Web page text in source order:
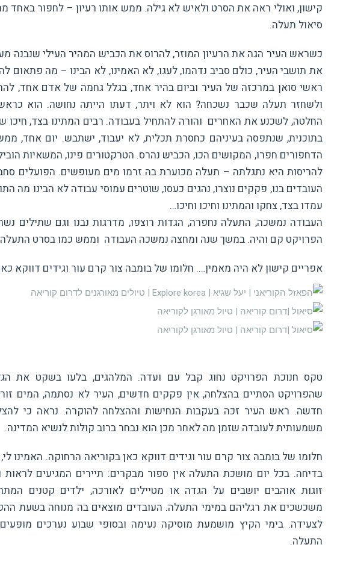
קישון, ואולי ראה את הסרט ולאיש לא גילה. ממש אותו רעיון – לחפור באחד
סיאול תעלה.
כשראש העיר הגה את הרעיון המוזר, להרוס את הכביש המהיר העילי
את תושבי העיר, כולם סביב נדהמו, לעגו, לא האמינו, לא הבינו – מה פתאום
ראשי סואן במרכזה של העיר וביום בהיר אחד, בגלל גחמה של אדם אחד,
ולשחזר תעלה שכבר נשכחה? הוא לא ויתר, דעתו הייתה נחושה. הוא
החלטה, לשכנע את האחרים והורה להתחיל בעבודה. רבים המתינו בצד, חיכו
בתוכנית, שנתפסה בעיניהם כחסרת תכלית, לא יעבוד, ישתבש. יום אחד,
הדחפורים חפרו, המקושים הכו, הכביש נהרס. הטרקטורים פינו, המשאיות
להריסות היא נתגלתה – תעלה מכוערת בה זרמו מים מעופשים. הפועלים
העובדים בנו, פקקים נוצרו, נהגים כעסו, שוטרים עמוסי עבודה לא הבינו מה
עמדו בצד, צחקו והמתינו וחיכו וחיכו…
העבודה נמשכה, התעלה נחפרה, הגדות רוצפו, מדרגות נבנו וגם שתילים
הפרויקט קם והיה. במשך שנה ומחצה נמשכה העבודה וממש כמו בסרט
אפריים קישון לא היה מאמין…. חלומו של בומבה צור קרם עור וגידים דווקא
טקס חנוכת הפרויקט נחוג קבל עם ועדה. המלהגים, בלעו בשקט את
שהפרויקט הסתיים בהצלחה, אין פקקים חדשים, העיר לא נסתמה, המים
חדשה. ראש העיר זכה בעקבות הנחישות וההצלחה להוקרה. נראה כי
משמעותית לעובדה שזמן מה לאחר מכן הוא נבחר ברוב קולות לנשיא המדינה.
חלומו של בומבה צור קרם עור וגידים דווקא כאן בקוריאה הרחוקה. האמינו
בדיחה. בכל יום מושכת התעלה אין ספור מבקרים: תיירים המגיעים
זוגות אוהבים יושבים על הגדה או מטיילים לאורכה, ילדים קטנים
משכשכים את רגליהם במימי התעלה. העובדים מוצאים בה מנוחה בשעת
לצעידה. בימי הקיץ מושמעת מוסיקה נעימה ובסופי שבוע נערכים
התעלה.